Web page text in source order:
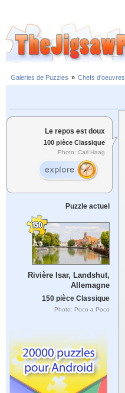
Galeries de Puzzles » Chefs d'oeuvres
Le repos est doux
100 pièce Classique
Photo: Carl Haag
Puzzle actuel
Rivière Isar, Landshut,
Allemagne
150 pièce Classique
Photo: Poco a Poco